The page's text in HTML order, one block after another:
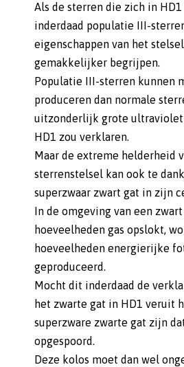
Als de sterren die zich in
inderdaad populatie III-
eigenschappen van het
gemakkelijker begrijpen.
Populatie III-sterren kunnen
produceren dan normale
uitzonderlijk grote
HD1 zou verklaren.
Maar de extreme helderheid
sterrenstelsel kan ook te
superzwaar zwart gat in zijn
In de omgeving van een
hoeveelheden gas opslokt,
hoeveelheden energierijke
geproduceerd.
Mocht dit inderdaad de
het zwarte gat in HD1 veruit
superzware zwarte gat zijn
opgespoord.
Deze kolos moet dan wel